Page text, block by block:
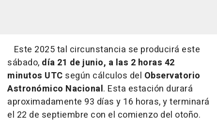
Este 2025 tal circunstancia se producirá este
sábado, día 21 de junio, a las 2 horas 42
minutos UTC según cálculos del Observatorio
Astronómico Nacional. Esta estación durará
aproximadamente 93 días y 16 horas, y terminará
el 22 de septiembre con el comienzo del otoño.